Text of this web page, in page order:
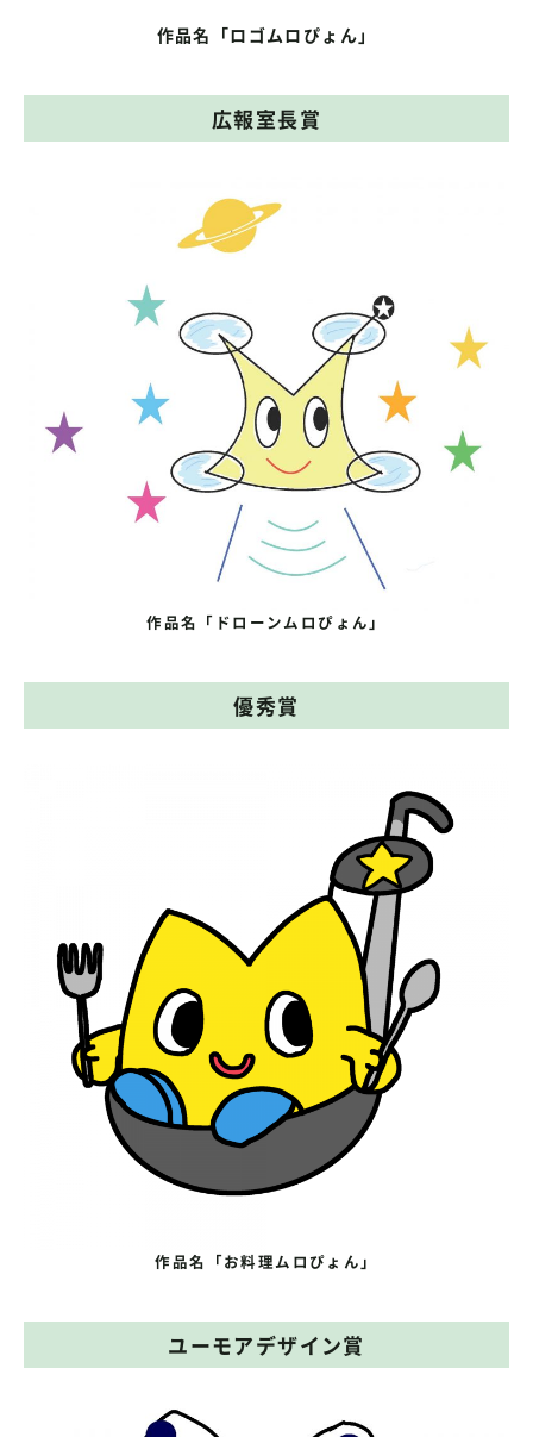
作品名「ロゴムロぴょん」
広報室長賞
作品名「ドローンムロぴょん」
優秀賞
作品名「お料理ムロぴょん」
ユーモアデザイン賞